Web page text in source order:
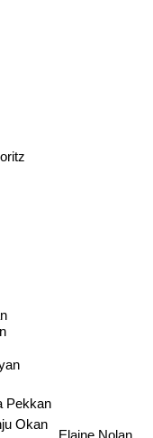
Okan
Pekkan
Elaine Nolan